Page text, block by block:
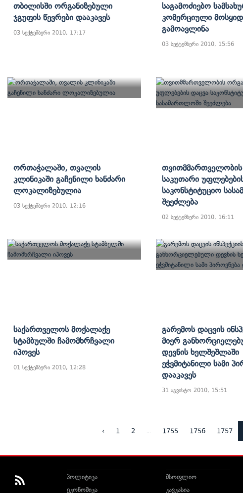
Თბილისში Ორგანიზებული
Ჯგუფის Წევრები Დააკავეს
03 სექტემბერი 2010, 17:17
Საგამოძიებო
Კომერციული
Გამოავლინა
03 სექტემბერი 2010, 15:56
Ორთაჭალაში, Თვალის
Კლინიკაში Გაჩენილი Ხანძარი
Ლოკალიზებულია
03 სექტემბერი 2010, 12:16
Საკუთარი
Საკონსტიტუციო
Შეეძლება
02 სექტემბერი 2010, 16:11
Საქართველოს Მოქალაქე
Სტამბულში Ჩამომხრჩვალი
Იპოვეს
01 სექტემბერი 2010, 12:28
Გარემოს Დაცვის
Მიერ
Დევნის Ხელშეშლაში
Ეჭვმიტანილი Სამი
Დააკავეს
31 აგვისტო 2010, 15:51
‹ 1 2 1755 1756 1757
პოლიტიკა
ეკონომიკა
მსოფლიო
კავკასია